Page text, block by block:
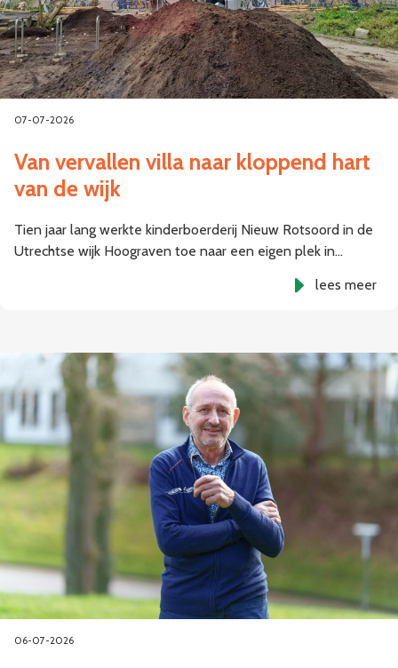
07-07-2026
Van vervallen villa naar kloppend hart
van de wijk
Tien jaar lang werkte kinderboerderij Nieuw Rotsoord in de
Utrechtse wijk Hoograven toe naar een eigen plek in…
lees meer
06-07-2026